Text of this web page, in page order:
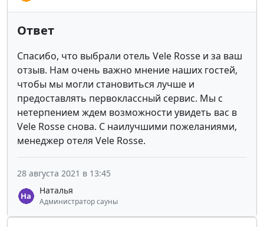
Ответ
Спасибо, что выбрали отель Vele Rosse и за ваш
отзыв. Нам очень важно мнение наших гостей,
чтобы мы могли становиться лучше и
предоставлять первоклассный сервис. Мы с
нетерпением ждем возможности увидеть вас в
Vele Rosse снова. С наилучшими пожеланиями,
менеджер отеля Vele Rosse.
Наталья
Администратор сауны
28 августа 2021 в 13:45